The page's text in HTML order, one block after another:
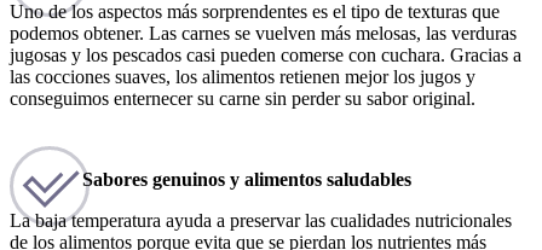
Uno de los aspectos más sorprendentes es el tipo de texturas que
podemos obtener. Las carnes se vuelven más melosas, las verduras
jugosas y los pescados casi pueden comerse con cuchara. Gracias a
las cocciones suaves, los alimentos retienen mejor los jugos y
conseguimos enternecer su carne sin perder su sabor original.
Sabores genuinos y alimentos saludables
La baja temperatura ayuda a preservar las cualidades nutricionales
de los alimentos porque evita que se pierdan los nutrientes más